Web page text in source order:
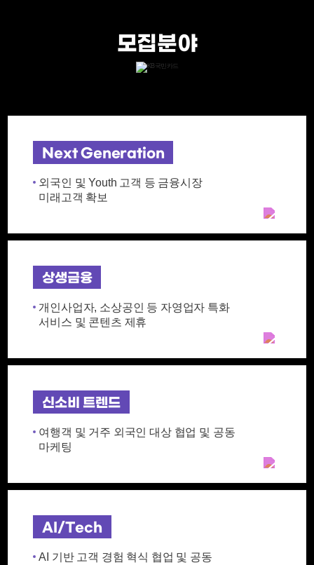
모집분야
Next Generation
외국인 및 Youth 고객 등 금융시장
미래고객 확보
상생금융
개인사업자, 소상공인 등 자영업자 특화
서비스 및 콘텐츠 제휴
신소비 트렌드
여행객 및 거주 외국인 대상 협업 및 공동
마케팅
AI/Tech
AI 기반 고객 경험 혁식 협업 및 공동